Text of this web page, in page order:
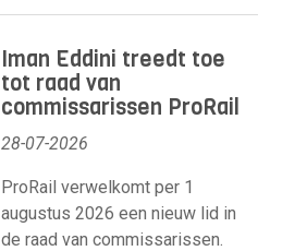
Iman Eddini treedt toe
tot raad van
commissarissen ProRail
28-07-2026
ProRail verwelkomt per 1
augustus 2026 een nieuw lid in
de raad van commissarissen.